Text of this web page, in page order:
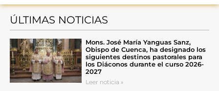
ÚLTIMAS NOTICIAS
Mons. José María Yanguas Sanz,
Obispo de Cuenca, ha designado los
siguientes destinos pastorales para
los Diáconos durante el curso 2026-
2027
Leer noticia »